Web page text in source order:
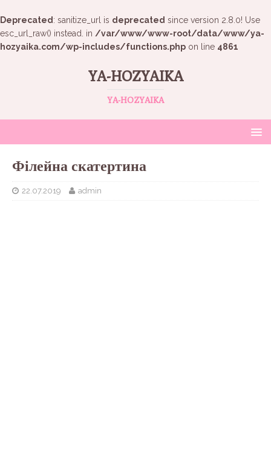
Deprecated : sanitize_url is deprecated since version 2.8.0! Use
esc_url_raw() instead. in /var/www/www-root/data/www/ya-
hozyaika.com/wp-includes/functions.php on line 4861
YA-HOZYAIKA
YA-HOZYAIKA
Філейна скатертина
22.07.2019 admin